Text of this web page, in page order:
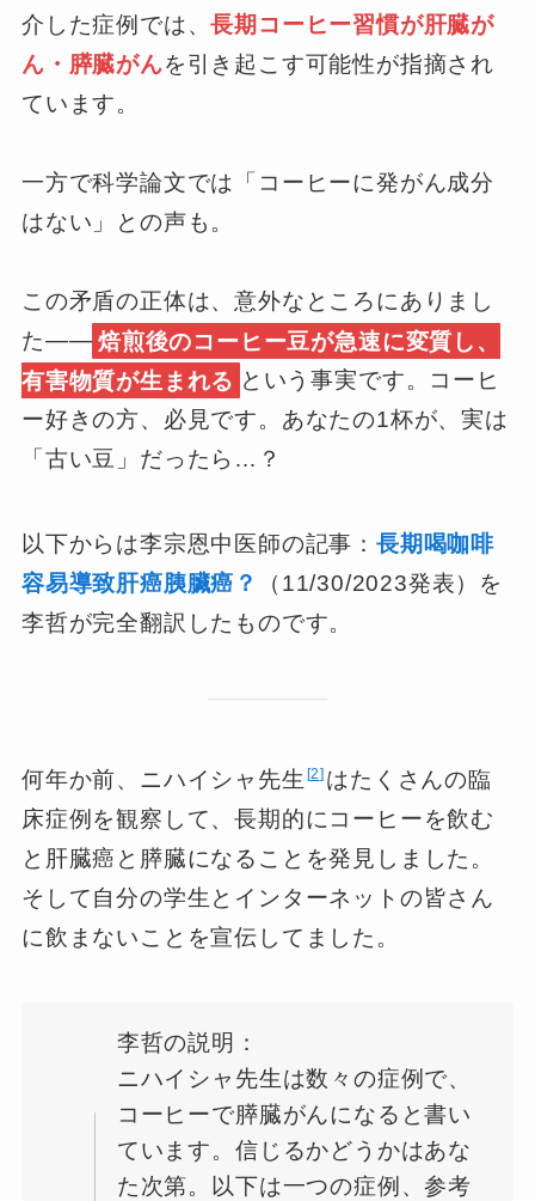
介した症例では、長期コーヒー習慣が肝臓が
ん・膵臓がんを引き起こす可能性が指摘され
ています。
一方で科学論文では「コーヒーに発がん成分
はない」との声も。
この矛盾の正体は、意外なところにありまし
た—— 焙煎後のコーヒー豆が急速に変質し、
有害物質が生まれる という事実です。コーヒ
ー好きの方、必見です。あなたの1杯が、実は
「古い豆」だったら…？
以下からは李宗恩中医師の記事：長期喝咖啡
容易導致肝癌胰臟癌？
（11/30/2023発表）を
李哲が完全翻訳したものです。
何年か前、ニハイシャ先生 2 はたくさんの臨
床症例を観察して、長期的にコーヒーを飲む
と肝臓癌と膵臓になることを発見しました。
そして自分の学生とインターネットの皆さん
に飲まないことを宣伝してました。
李哲の説明：
ニハイシャ先生は数々の症例で、
コーヒーで膵臓がんになると書い
ています。信じるかどうかはあな
た次第。以下は一つの症例、参考